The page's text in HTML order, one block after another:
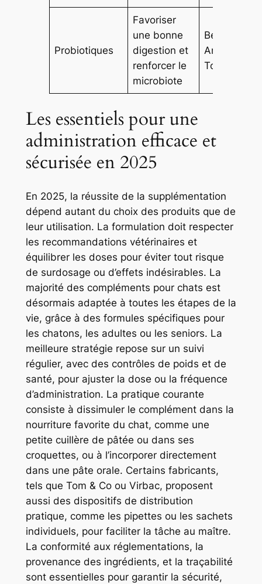
Probiotiques
Favoriser
une bonne
digestion et
renforcer le
microbiote
Beaphar,
AniCura,
Tom & Co
Les essentiels pour une
administration efficace et
sécurisée en 2025
En 2025, la réussite de la supplémentation
dépend autant du choix des produits que de
leur utilisation. La formulation doit respecter
les recommandations vétérinaires et
équilibrer les doses pour éviter tout risque
de surdosage ou d’effets indésirables. La
majorité des compléments pour chats est
désormais adaptée à toutes les étapes de la
vie, grâce à des formules spécifiques pour
les chatons, les adultes ou les seniors. La
meilleure stratégie repose sur un suivi
régulier, avec des contrôles de poids et de
santé, pour ajuster la dose ou la fréquence
d’administration. La pratique courante
consiste à dissimuler le complément dans la
nourriture favorite du chat, comme une
petite cuillère de pâtée ou dans ses
croquettes, ou à l’incorporer directement
dans une pâte orale. Certains fabricants,
tels que Tom & Co ou Virbac, proposent
aussi des dispositifs de distribution
pratique, comme les pipettes ou les sachets
individuels, pour faciliter la tâche au maître.
La conformité aux réglementations, la
provenance des ingrédients, et la traçabilité
sont essentielles pour garantir la sécurité,